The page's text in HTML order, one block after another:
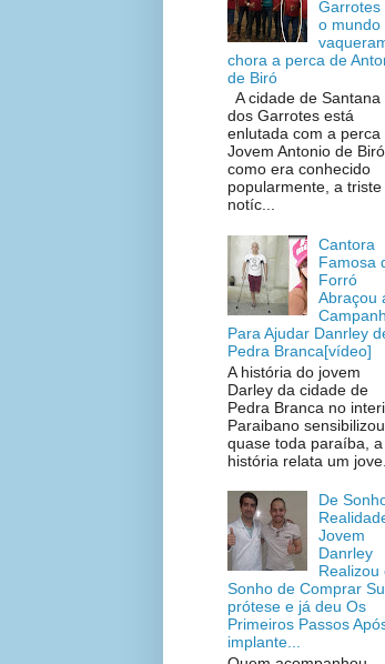
Garrotes
o mundo
chora a perca de
de Biró
A cidade de Santana
dos Garrotes está
enlutada com a perca
Jovem Antonio de Biró
como era conhecido
popularmente, a triste
notíc...
Cantora
Famosa
Forró
Abraçou
Para Ajudar Danrley
Pedra Branca[vídeo]
A história do jovem
Darley da cidade de
Pedra Branca no
Paraibano sensibilizou
quase toda paraíba, a
história relata um
De
Jovem
Danrley
Realizou
Sonho de Comprar
prótese e já deu Os
Primeiros Passos
implante...